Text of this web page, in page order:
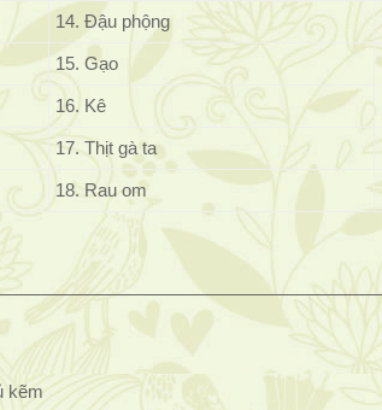
14. Đậu phộng
15. Gạo
16. Kê
17. Thịt gà ta
18. Rau om
kẽm